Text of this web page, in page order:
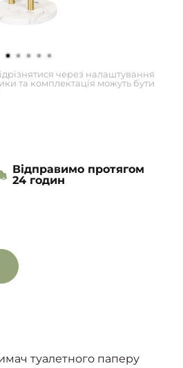
через налаштування
та комплектація можуть бути
Відправимо протягом
24 годин
туалетного паперу